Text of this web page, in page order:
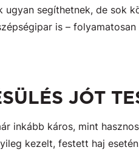
segíthetnek, de sok
is –
JÓT
inkább káros, mint
kezelt, festett haj